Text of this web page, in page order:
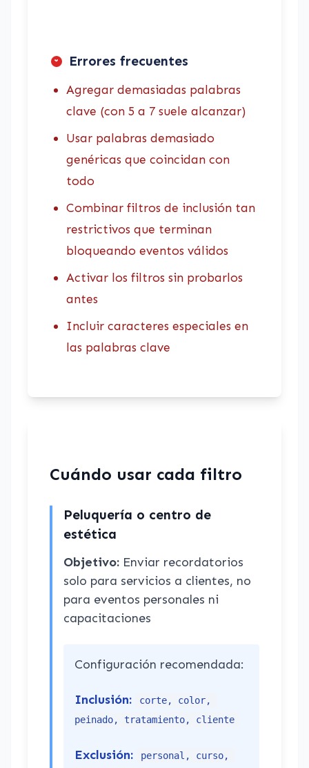
Errores frecuentes
Agregar demasiadas palabras
clave (con 5 a 7 suele alcanzar)
Usar palabras demasiado
genéricas que coincidan con
todo
Combinar filtros de inclusión tan
restrictivos que terminan
bloqueando eventos válidos
Activar los filtros sin probarlos
antes
Incluir caracteres especiales en
las palabras clave
Cuándo usar cada filtro
Peluquería o centro de
estética
Objetivo: Enviar recordatorios
solo para servicios a clientes, no
para eventos personales ni
capacitaciones
Configuración recomendada:
Inclusión:
corte, color,
peinado, tratamiento, cliente
Exclusión:
personal, curso,